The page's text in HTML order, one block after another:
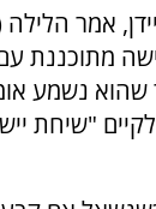
אמר
מתוכננת
שהוא נשמע
לקיים "שיחת